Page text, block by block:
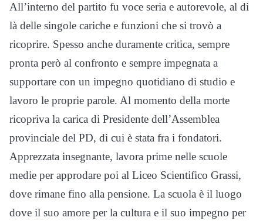
All’interno del partito fu voce seria e autorevole, al di
là delle singole cariche e funzioni che si trovò a
ricoprire. Spesso anche duramente critica, sempre
pronta però al confronto e sempre impegnata a
supportare con un impegno quotidiano di studio e
lavoro le proprie parole. Al momento della morte
ricopriva la carica di Presidente dell’Assemblea
provinciale del PD, di cui è stata fra i fondatori.
Apprezzata insegnante, lavora prime nelle scuole
medie per approdare poi al Liceo Scientifico Grassi,
dove rimane fino alla pensione. La scuola è il luogo
dove il suo amore per la cultura e il suo impegno per